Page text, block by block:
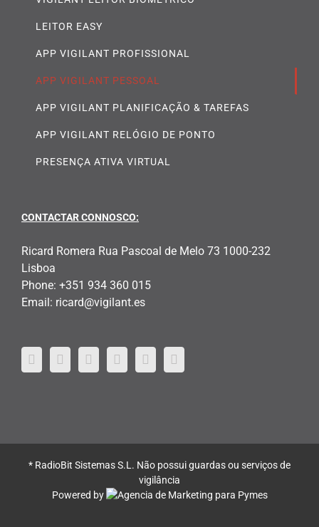
LEITOR EASY
APP VIGILANT PROFISSIONAL
APP VIGILANT PESSOAL
APP VIGILANT PLANIFICAÇÃO & TAREFAS
APP VIGILANT RELÓGIO DE PONTO
PRESENÇA ATIVA VIRTUAL
CONTACTAR CONNOSCO:
Ricard Romera Rua Pascoal de Melo 73 1000-232
Lisboa
Phone: +351 934 360 015
Email: ricard@vigilant.es
* RadioBit Sistemas S.L. Não possui guardas ou serviços de
vigilância
Powered by